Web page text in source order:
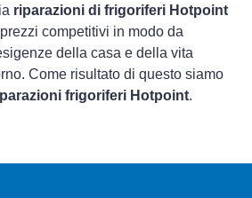
riparazioni di frigoriferi Hotpoint
competitivi in modo da
della casa e della vita
Come risultato di questo siamo
frigoriferi Hotpoint.